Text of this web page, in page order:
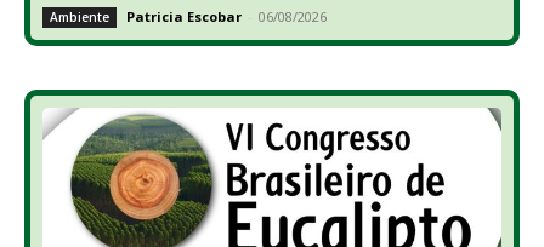
Ambiente Patricia Escobar - 06/08/2026